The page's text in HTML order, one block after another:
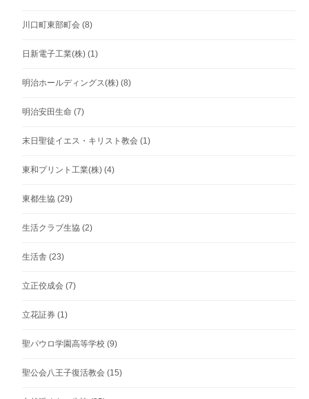
川口町東部町会 (8)
日新電子工業(株) (1)
明治ホールディングス(株) (8)
明治安田生命 (7)
末日聖徒イエス・キリスト教会 (1)
東和プリント工業(株) (4)
東都生協 (29)
生活クラブ生協 (2)
生活舎 (23)
立正佼成会 (7)
立花証券 (1)
聖パウロ学園高等学校 (9)
聖公会八王子復活教会 (15)